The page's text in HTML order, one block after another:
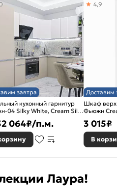
завтра
кухонный гарнитур
04 Silky White, Cream Silk/
2140x2500x600
064₽/п.м.
Доставим
Шкаф
Фьюжн
4,9
3 015₽
В
Лаура!